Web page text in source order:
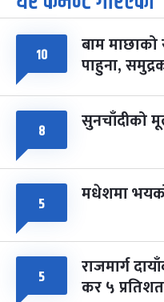
आइत चैत्र ७, २०८३-Mar 21, 2027
८ फागुपूर्णिमा
चैत्र ८, २०८३-Mar 22,
१० बाम
पाहुना,
८ सुनचाँदीको
५ मधेशमा
५ राजमार्ग
कर ५